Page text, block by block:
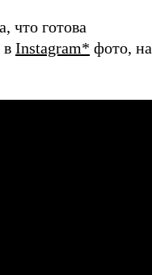
что готова
в Instagram* фото, на